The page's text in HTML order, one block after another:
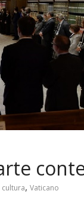
cultura, Vaticano